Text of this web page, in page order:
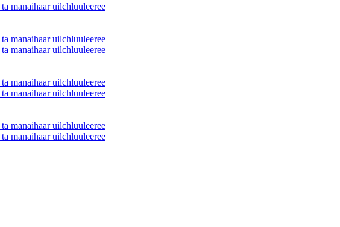
manaihaar uilchluuleeree
manaihaar uilchluuleeree
manaihaar uilchluuleeree
manaihaar uilchluuleeree
manaihaar uilchluuleeree
manaihaar uilchluuleeree
manaihaar uilchluuleeree